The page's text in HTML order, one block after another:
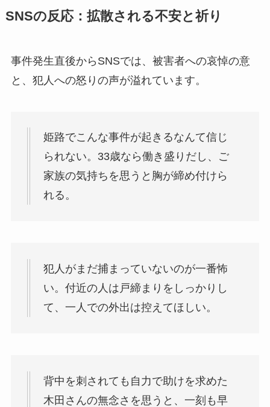
SNSの反応：拡散される不安と祈り
事件発生直後からSNSでは、被害者への哀悼の意
と、犯人への怒りの声が溢れています。
姫路でこんな事件が起きるなんて信じ
られない。33歳なら働き盛りだし、ご
家族の気持ちを思うと胸が締め付けら
れる。
犯人がまだ捕まっていないのが一番怖
い。付近の人は戸締まりをしっかりし
て、一人での外出は控えてほしい。
背中を刺されても自力で助けを求めた
木田さんの無念さを思うと、一刻も早